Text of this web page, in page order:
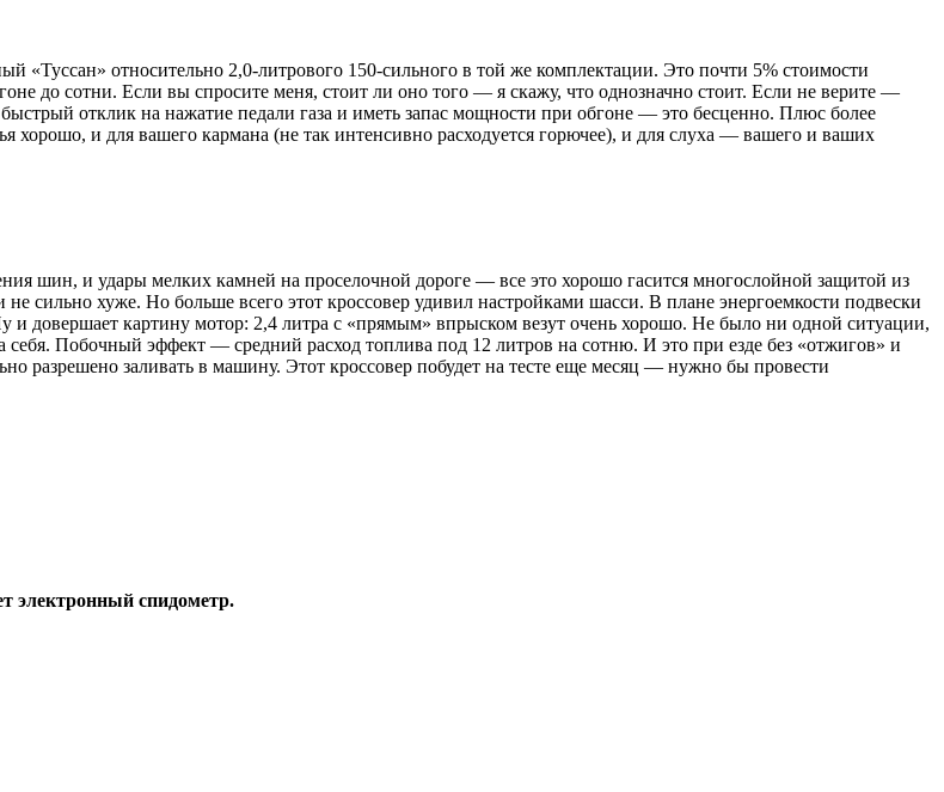
«Туссан» относительно 2,0‑литрового 150‑сильного в той же комплектации. Это почти 5% стоимости
до сотни. Если вы спросите меня, стоит ли оно того — я скажу, что однозначно стоит. Если не верите —
отклик на нажатие педали газа и иметь запас мощности при обгоне — это бесценно. Плюс более
хорошо, и для вашего кармана (не так интенсивно расходуется горючее), и для слуха — вашего и ваших
шин, и удары мелких камней на проселочной дороге — все это хорошо гасится многослойной защитой из
сильно хуже. Но больше всего этот кроссовер удивил настройками шасси. В плане энергоемкости подвески
и довершает картину мотор: 2,4 литра с «прямым» впрыском везут очень хорошо. Не было ни одной ситуации,
себя. Побочный эффект — средний расход топлива под 12 литров на сотню. И это при езде без «отжигов» и
разрешено заливать в машину. Этот кроссовер побудет на тесте еще месяц — нужно бы провести
электронный спидометр.